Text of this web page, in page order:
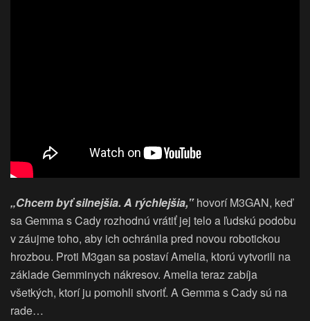
„Chcem byť silnejšia. A rýchlejšia,‟hovorí M3GAN, keď
sa Gemma s Cady rozhodnú vrátiť jej telo a ľudskú podobu
v záujme toho, aby ich ochránila pred novou robotickou
hrozbou. Proti M3gan sa postaví Amelia, ktorú vytvorili na
základe Gemminych nákresov. Amelia teraz zabíja
všetkých, ktorí ju pomohli stvoriť. A Gemma s Cady sú na
rade…